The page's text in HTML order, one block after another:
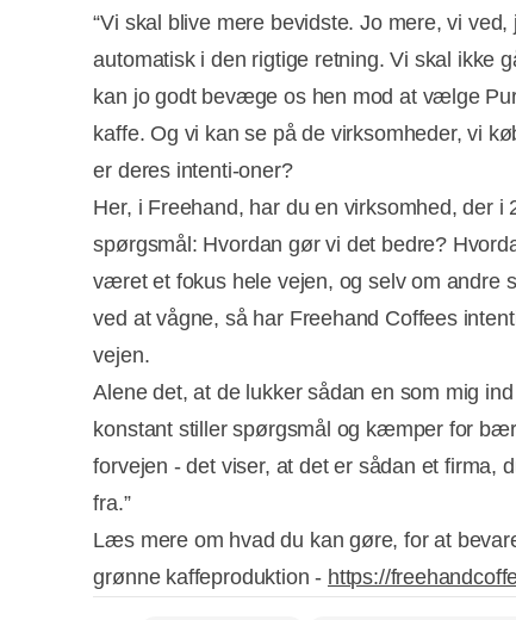
“Vi skal blive mere bevidste. Jo mere, vi
automatisk i den rigtige retning. Vi skal ikke
kan jo godt bevæge os hen mod at vælge
kaffe. Og vi kan se på de virksomheder, vi
er deres intenti-oner?
Her, i Freehand, har du en virksomhed, der i
spørgsmål: Hvordan gør vi det bedre?
været et fokus hele vejen, og selv om andre
ved at vågne, så har Freehand Coffees
vejen.
Alene det, at de lukker sådan en som mig
konstant stiller spørgsmål og kæmper for
forvejen - det viser, at det er sådan et firma,
fra.”
Læs mere om hvad du kan gøre, for at
grønne kaffeproduktion - https://